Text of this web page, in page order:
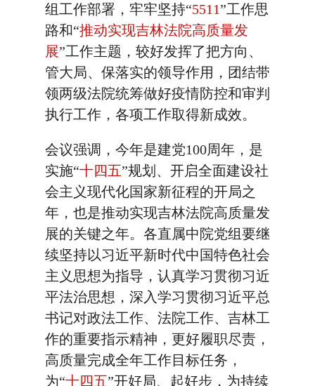
组工作部署，牢牢坚持“5511”工作思
路和“推动实现吉林法院高质量发
展”工作主题，较好发挥了把方向、
管大局、保落实的领导作用，团结带
领两级法院统筹做好疫情防控和审判
执行工作，各项工作取得新成效。
会议强调，今年是建党100周年，是
实施“十四五”规划、开启全面建设社
会主义现代化国家新征程的开局之
年，也是推动实现吉林法院高质量发
展的关键之年。各直属中院党组要继
续坚持以习近平新时代中国特色社会
主义思想为指导，认真学习贯彻习近
平法治思想，深入学习贯彻习近平总
书记对政法工作、法院工作、吉林工
作的重要指示精神，更好履职尽责，
高质量完成全年工作目标任务，
为“十四五”开好局、起好步，为持续